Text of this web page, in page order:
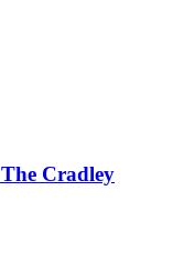
Cradley